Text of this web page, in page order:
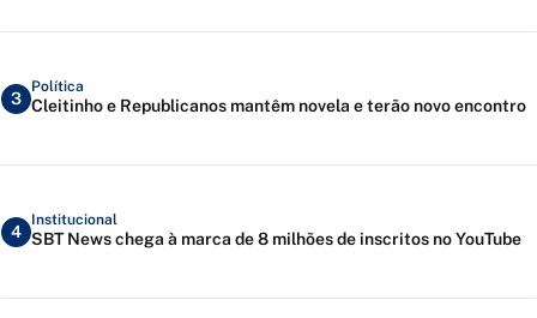
3
Política
Cleitinho e Republicanos mantêm novela e terão novo encontro
4
Institucional
SBT News chega à marca de 8 milhões de inscritos no YouTube